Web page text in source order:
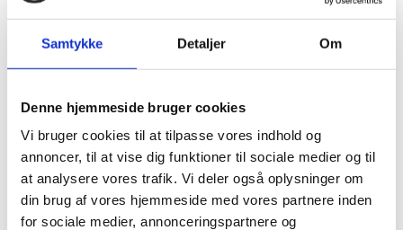
Samtykke Detaljer Om
Denne hjemmeside bruger cookies
Vi bruger cookies til at tilpasse vores indhold og
annoncer, til at vise dig funktioner til sociale medier og til
at analysere vores trafik. Vi deler også oplysninger om
din brug af vores hjemmeside med vores partnere inden
for sociale medier, annonceringspartnere og